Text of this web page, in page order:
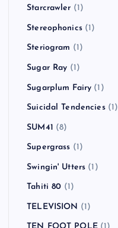
Starcrawler (1)
Stereophonics(1)
Steriogram (1)
Sugar Ray (1)
Sugarplum Fairy (1)
Suicidal Tendencies(1)
SUM41 (8)
Supergrass (1)
Swingin' Utters (1)
Tahiti 80 (1)
TELEVISION (1)